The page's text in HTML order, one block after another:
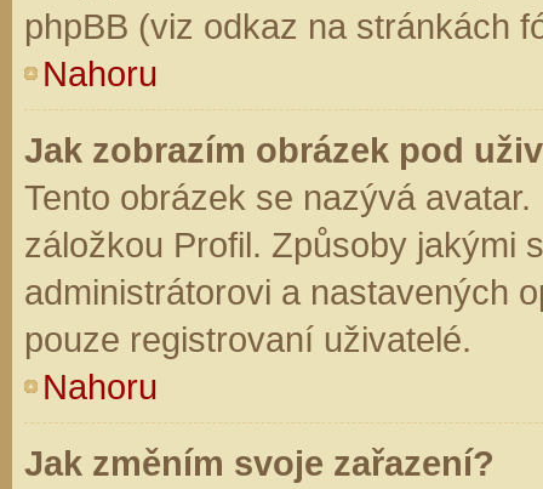
phpBB (viz odkaz na stránkách
Nahoru
Jak zobrazím obrázek pod
Tento obrázek se nazývá
záložkou Profil. Způsoby jakými
administrátorovi a nastavených
pouze registrovaní uživatelé.
Nahoru
Jak změním svoje zařazení?